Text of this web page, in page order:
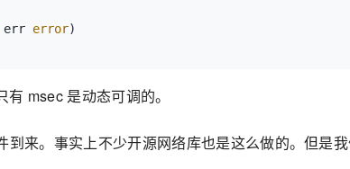
err error
msec 是动态可调的。
来。事实上不少开源网络库也是这么做的。但是